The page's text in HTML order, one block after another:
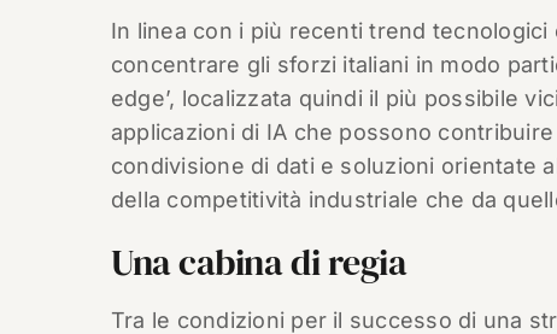
In linea con i più recenti trend
concentrare gli sforzi italiani in modo
edge’, localizzata quindi il più possibile
applicazioni di IA che possono
condivisione di dati e soluzioni orientate
della competitività industriale che da
Una cabina di regia
Tra le condizioni per il successo di una